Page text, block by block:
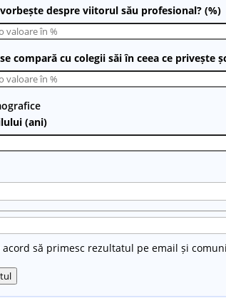
despre viitorul său profesional? (%)
compară cu colegii săi în ceea ce privește
(ani)
acord să primesc rezultatul pe email și